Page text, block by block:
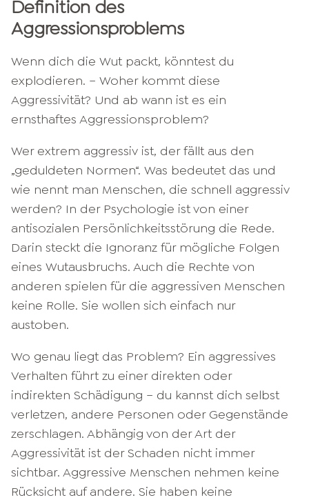
Definition des
Aggressionsproblems
Wenn dich die Wut packt, könntest du
explodieren. – Woher kommt diese
Aggressivität? Und ab wann ist es ein
ernsthaftes Aggressionsproblem?
Wer extrem aggressiv ist, der fällt aus den
„geduldeten Normen“. Was bedeutet das und
wie nennt man Menschen, die schnell aggressiv
werden? In der Psychologie ist von einer
antisozialen Persönlichkeitsstörung die Rede.
Darin steckt die Ignoranz für mögliche Folgen
eines Wutausbruchs. Auch die Rechte von
anderen spielen für die aggressiven Menschen
keine Rolle. Sie wollen sich einfach nur
austoben.
Wo genau liegt das Problem? Ein aggressives
Verhalten führt zu einer direkten oder
indirekten Schädigung – du kannst dich selbst
verletzen, andere Personen oder Gegenstände
zerschlagen. Abhängig von der Art der
Aggressivität ist der Schaden nicht immer
sichtbar. Aggressive Menschen nehmen keine
Rücksicht auf andere. Sie haben keine